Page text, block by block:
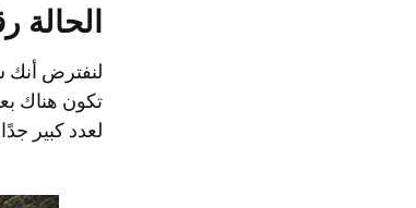
الحالة رقم 1: عندما لا تعرف بالضبط
لنفترض أنك
تكون هناك
لعدد كبير